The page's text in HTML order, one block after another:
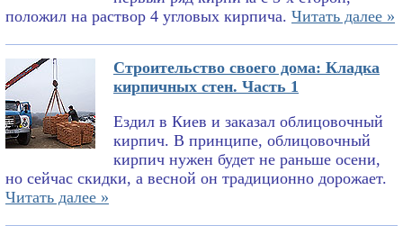
положил на раствор 4 угловых кирпича. Читать далее »
Строительство своего дома: Кладка
кирпичных стен. Часть 1
Ездил в Киев и заказал облицовочный
кирпич. В принципе, облицовочный
кирпич нужен будет не раньше осени,
но сейчас скидки, а весной он традиционно дорожает.
Читать далее »